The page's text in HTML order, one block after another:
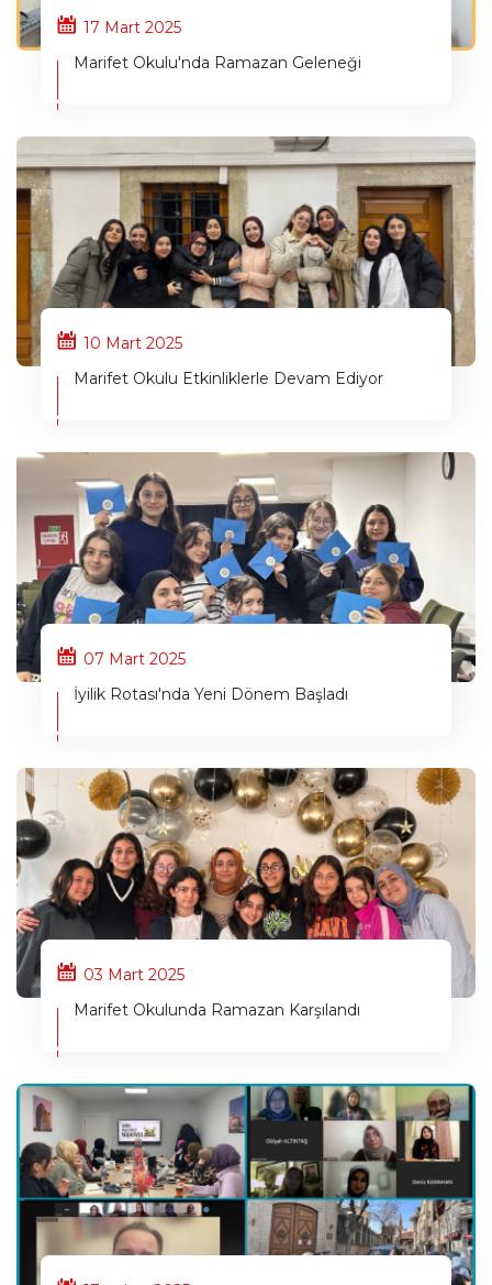
17 Mart 2025
Marifet Okulu'nda Ramazan Geleneği
10 Mart 2025
Marifet Okulu Etkinliklerle Devam Ediyor
07 Mart 2025
İyilik Rotası'nda Yeni Dönem Başladı
03 Mart 2025
Marifet Okulunda Ramazan Karşılandı